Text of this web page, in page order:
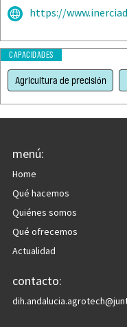
https://
Agricultura de precisión
CAPACIDADES
menú:
Home
Qué hacemos
Quiénes somos
Qué ofrecemos
Actualidad
contacto: